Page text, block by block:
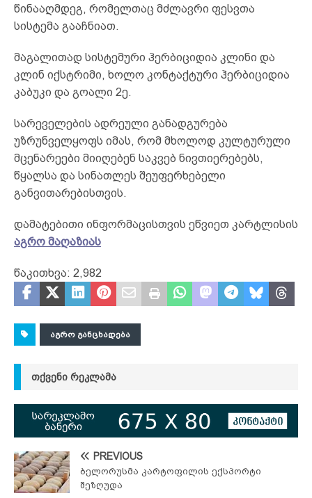
წინააღმდეგ, რომელთაც მძლავრი ფესვთა
სისტემა გააჩნიათ.
მაგალითად სისტემური ჰერბიციდია კლინი და
კლინ იქსტრიმი, ხოლო კონტაქტური ჰერბიციდია
კაბუკი და გოალი 2ე.
სარეველების ადრეული განადგურება
უზრუნველყოფს იმას, რომ მხოლოდ კულტურული
მცენარეები მიიღებენ საკვებ ნივთიერებებს,
წყალსა და სინათლეს შეუფერხებელი
განვითარებისთვის.
დამატებითი ინფორმაცისთვის ეწვიეთ კარტლისის
აგრო მაღაზიას
წაკითხვა: 2,982
ᲐᲒᲠᲝ ᲒᲐᲜᲪᲮᲐᲓᲔᲑᲐ
ᲗᲥᲕᲔᲜᲘ ᲠᲔᲙᲚᲐᲛᲐ
PREVIOUS
ბელორუსმა კარტოფილის ექსპორტი
შეზღუდა